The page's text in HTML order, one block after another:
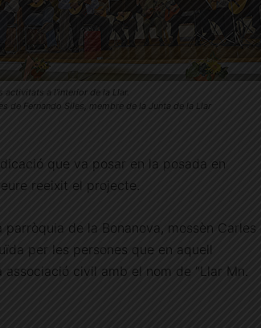
activitats a l’interior de la Llar.
de Fernando Siles, membre de la Junta de la Llar
que va posar en la posada en
reeixit el projecte.
de la Bonanova, mossèn Carles
per les persones que en aquell
civil amb el nom de “Llar Mn.